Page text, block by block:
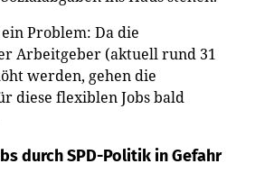
Problem: Da die
Arbeitgeber (aktuell rund 31
werden, gehen die
diese flexiblen Jobs bald
durch SPD-Politik in Gefahr